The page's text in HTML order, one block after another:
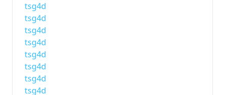
tsg4d
tsg4d
tsg4d
tsg4d
tsg4d
tsg4d
tsg4d
tsg4d